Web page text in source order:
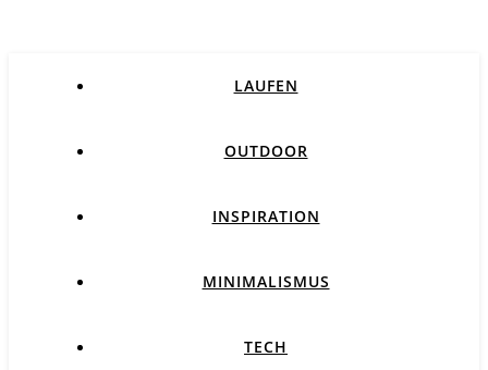
LAUFEN
OUTDOOR
INSPIRATION
MINIMALISMUS
TECH